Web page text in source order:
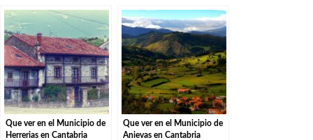
Victoria
Que ver en el Municipio de
Herrerias en Cantabria
Que ver en el Municipio de
Anievas en Cantabria